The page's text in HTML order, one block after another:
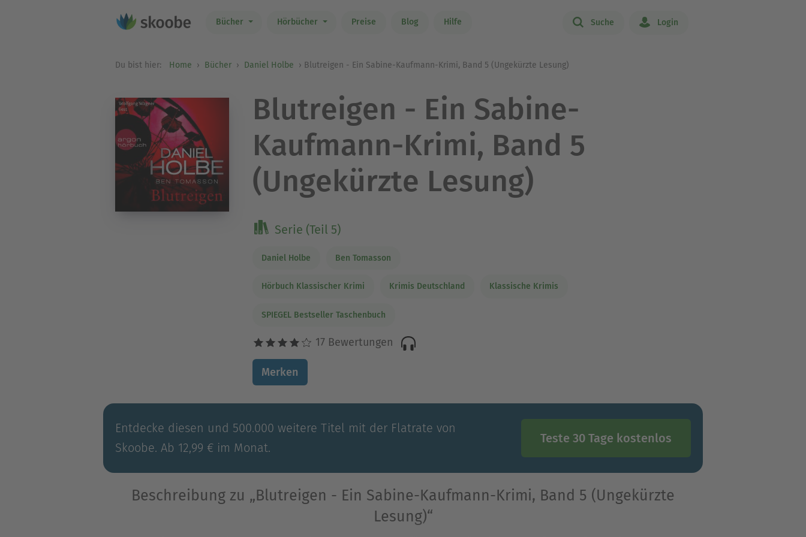
Bücher Hörbücher Preise Blog Hilfe Suche Login
Du bist hier: Home Bücher Daniel Holbe Blutreigen - Ein Sabine-Kaufmann-Krimi, Band 5 (Ungekürzte Lesung)
Blutreigen - Ein Sabine-
Kaufmann-Krimi, Band 5
(Ungekürzte Lesung)
Serie (Teil 5)
Daniel Holbe Ben Tomasson
Hörbuch Klassischer Krimi Krimis Deutschland Klassische Krimis
SPIEGEL Bestseller Taschenbuch
17 Bewertungen
Merken
Entdecke diesen und 500.000 weitere Titel mit der Flatrate von
Skoobe. Ab 12,99 € im Monat.
Teste 30 Tage kostenlos
Beschreibung zu „Blutreigen - Ein Sabine-Kaufmann-Krimi, Band 5 (Ungekürzte
Lesung)“